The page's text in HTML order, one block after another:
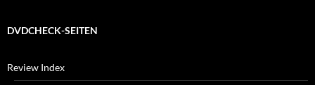
DVDCHECK-SEITEN
Review Index